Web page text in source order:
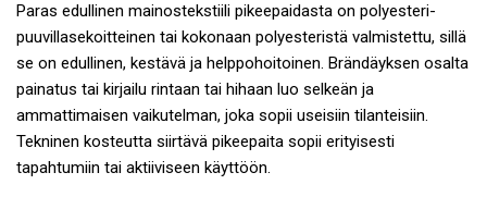
Paras edullinen mainostekstiili pikeepaidasta on polyesteri-
puuvillasekoitteinen tai kokonaan polyesteristä valmistettu, sillä
se on edullinen, kestävä ja helppohoitoinen. Brändäyksen osalta
painatus tai kirjailu rintaan tai hihaan luo selkeän ja
ammattimaisen vaikutelman, joka sopii useisiin tilanteisiin.
Tekninen kosteutta siirtävä pikeepaita sopii erityisesti
tapahtumiin tai aktiiviseen käyttöön.